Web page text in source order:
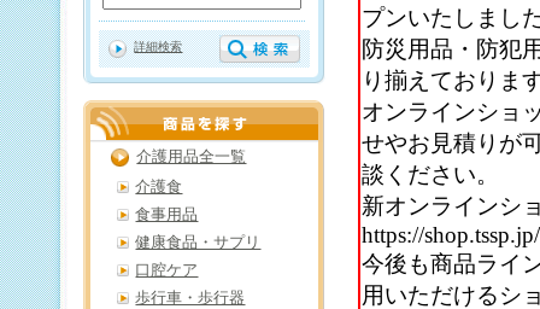
プンいたしまし
防災用品・防犯
り揃えておりま
オンラインショ
せやお見積りが
談ください。
新オンラインシ
https://shop.tssp.jp/
今後も商品ライ
用いただけるシ
詳細検索
介護用品全一覧
介護食
食事用品
健康食品・サプリ
口腔ケア
歩行車・歩行器